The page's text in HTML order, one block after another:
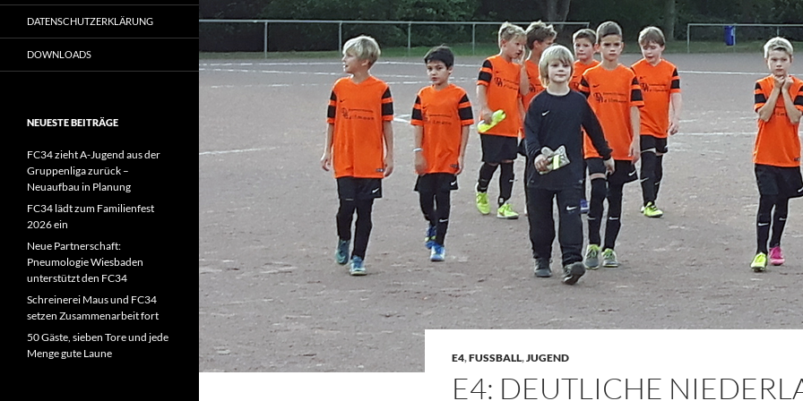
E4,FUSSBALL,JUGEND
E4: DEUTLICHE
DATENSCHUTZERKLÄRUNG
DOWNLOADS
NEUESTE BEITRÄGE
FC34 zieht A-Jugend aus der
Gruppenliga zurück –
Neuaufbau in Planung
FC34 lädt zum Familienfest
2026 ein
Neue Partnerschaft:
Pneumologie Wiesbaden
unterstützt den FC34
Schreinerei Maus und FC34
setzen Zusammenarbeit fort
50 Gäste, sieben Tore und jede
Menge gute Laune